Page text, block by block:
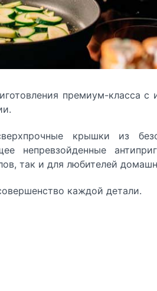
премиум-класса с
крышки из
непревзойденные
так и для любителей
каждой детали.